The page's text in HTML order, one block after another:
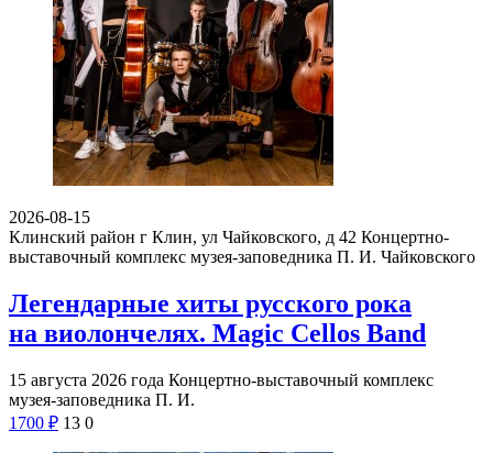
2026-08-15
Клинский район г Клин, ул Чайковского, д 42 Концертно-
выставочный комплекс музея-заповедника П. И. Чайковского
Легендарные хиты русского рока
на виолончелях. Magic Cellos Band
15 августа 2026 года Концертно-выставочный комплекс
музея-заповедника П. И.
1700 ₽ 13 0